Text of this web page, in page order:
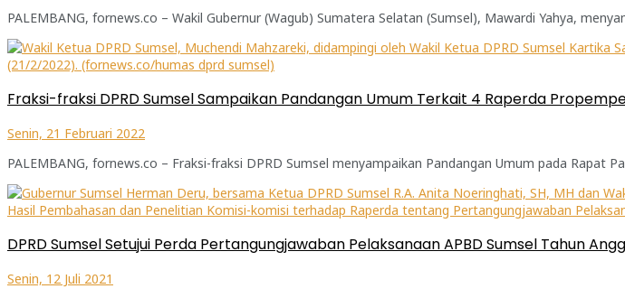
PALEMBANG, fornews.co – Wakil Gubernur (Wagub) Sumatera Selatan (Sumsel), Mawardi Yahya,
Fraksi-fraksi DPRD Sumsel Sampaikan Pandangan Umum Terkait 4 Raperda
Senin, 21 Februari 2022
PALEMBANG, fornews.co – Fraksi-fraksi DPRD Sumsel menyampaikan Pandangan Umum pada Rapat
DPRD Sumsel Setujui Perda Pertangungjawaban Pelaksanaan APBD Sumsel Tahun
Senin, 12 Juli 2021